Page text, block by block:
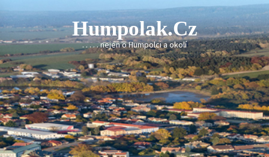
content
Humpolak.cz
. . . . . nejen o Humpolci a okolí